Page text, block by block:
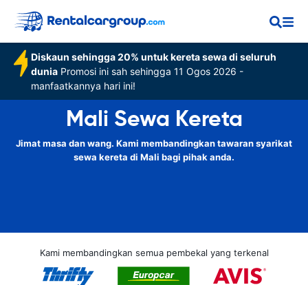
Diskaun sehingga 20% untuk kereta sewa di seluruh
dunia Promosi ini sah sehingga 11 Ogos 2026 -
manfaatkannya hari ini!
Mali Sewa Kereta
Jimat masa dan wang. Kami membandingkan tawaran syarikat
sewa kereta di Mali bagi pihak anda.
Kami membandingkan semua pembekal yang terkenal